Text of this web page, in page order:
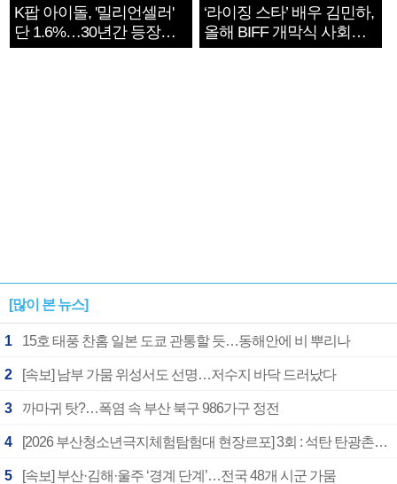
K팝 아이돌, '밀리언셀러'
단 1.6%…30년간 등장
1182개팀 전수조사
‘라이징 스타’ 배우 김민하,
올해 BIFF 개막식 사회자
확정
[많이 본 뉴스]
1 15호 태풍 찬홈 일본 도쿄 관통할 듯…동해안에 비 뿌리나
2 [속보] 남부 가뭄 위성서도 선명…저수지 바닥 드러났다
3 까마귀 탓?…폭염 속 부산 북구 986가구 정전
4 [2026 부산청소년극지체험탐험대 현장르포] 3회 : 석탄 탄광촌에서 북극 연구의 중심지로
5 [속보] 부산·김해·울주 ‘경계 단계’…전국 48개 시군 가뭄